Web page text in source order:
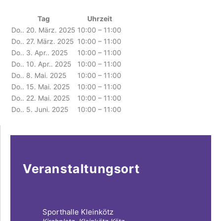
Tag
Uhrzeit
Do.. 20. März. 2025 10:00 – 11:00
Do.. 27. März. 2025 10:00 – 11:00
Do.. 3. Apr.. 2025
10:00 – 11:00
Do.. 10. Apr.. 2025
10:00 – 11:00
Do.. 8. Mai. 2025
10:00 – 11:00
Do.. 15. Mai. 2025
10:00 – 11:00
Do.. 22. Mai. 2025
10:00 – 11:00
Do.. 5. Juni. 2025
10:00 – 11:00
Veranstaltungsort
Sporthalle Kleinkötz